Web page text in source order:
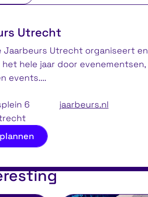
Utrecht
Jaarbeurs Utrecht organiseert en
hele jaar door evenementsen,
events....
6
jaarbeurs.nl